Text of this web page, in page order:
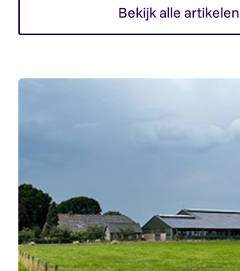
Bekijk alle artikelen